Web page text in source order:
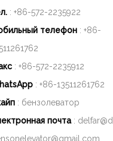
: +86-572-2235922
телефон : +86-
: +86-572-2235912
: +86-13511261762
: бензолеватор
почта: